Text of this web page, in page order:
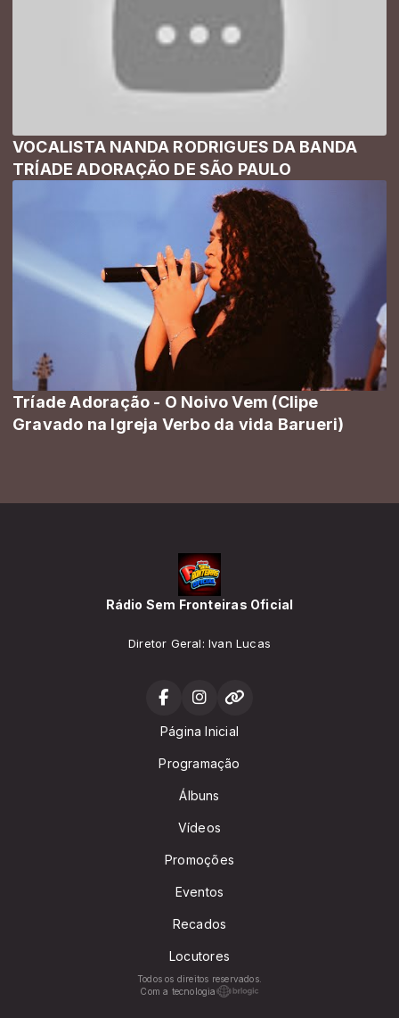
VOCALISTA NANDA RODRIGUES DA BANDA
TRÍADE ADORAÇÃO DE SÃO PAULO
Tríade Adoração - O Noivo Vem (Clipe
Gravado na Igreja Verbo da vida Barueri)
Rádio Sem Fronteiras Oficial
Diretor Geral: Ivan Lucas
Página Inicial
Programação
Álbuns
Vídeos
Promoções
Eventos
Recados
Locutores
Todos os direitos reservados.
Com a tecnologia